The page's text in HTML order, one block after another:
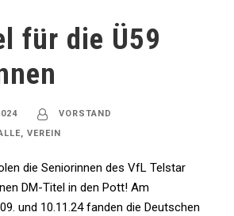
für die Ü59
VORSTAND
, VEREIN
die Seniorinnen des VfL Telstar
DM-Titel in den Pott! Am
und 10.11.24 fanden die Deutschen